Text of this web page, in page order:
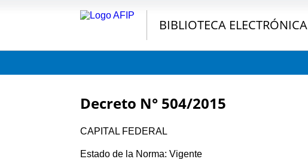
BIBLIOTECA ELECTRÓNICA
Decreto N° 504/2015
CAPITAL FEDERAL
Estado de la Norma: Vigente